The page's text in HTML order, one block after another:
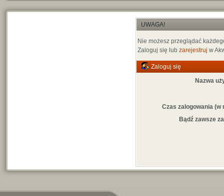
UWAGA!
Nie możesz przeglądać
Zaloguj się lubzarejestruj w
Zaloguj się
Nazwa
Czas zalogowania (w
Bądź zawsze